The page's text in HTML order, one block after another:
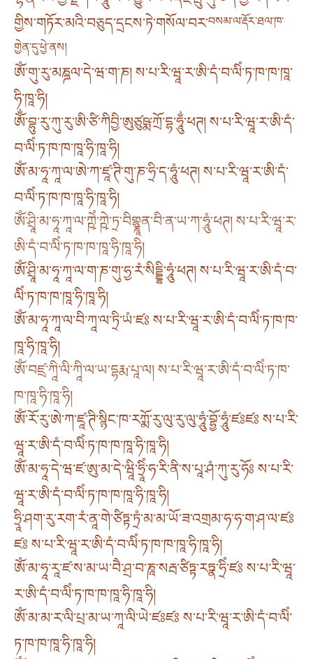
གྱིས་གཏོར་མའི་བཅུད་དྲངས་ཏེ་གསོལ་བར་བསམ་ལ་རྡོར་ཐལ་ཁ་
གྱེན་དུ་ཕྱེ་ནས།
ཨོཾ་གུ་རུ་མཎྜལ་དེ་ཝ་ག་ཎ། ས་པ་རི་ཝཱ་ར་ཨི་དཾ་བ་ལིཾ་ཏ་ཁ་ཁ་ཁཱ་
ཧི་ཁཱ་ཧི།
ཨོྂ་བྷུ་རུ་ཀུ་རུ་ཨི་ཙི་ཀིབྱི་ཨུཙུཥྨ་ཀྲོ་དྷ་ཧཱུྂ་ཕཊ། ས་པ་རི་ཝཱ་ར་ཨི་དཾ་
བ་ལིཾ་ཏ་ཁ་ཁ་ཁཱ་ཧི་ཁཱ་ཧི།
ཨོཾ་མ་ཧཱ་ཀཱ་ལ་ཨེ་ཀ་ཛཱ་ཊི་གུ་ཎ་ཧྲི་ད་ཧཱུཾ་ཕཊ། ས་པ་རི་ཝཱ་ར་ཨི་དཾ་
བ་ལིཾ་ཏ་ཁ་ཁ་ཁཱ་ཧི་ཁཱ་ཧི།
ཨོཾ་ཤྲཱི་མ་ཧཱ་ཀཱ་ལ་ཀྵེཾ་ཀྵེ་ཏྲ་བིགྷྣཱན་བི་ན་ཡ་ཀ་ཧཱུཾ་ཕཊ། ས་པ་རི་ཝཱ་ར་
ཨི་དཾ་བ་ལིཾ་ཏ་ཁ་ཁ་ཁཱ་ཧི་ཁཱ་ཧི།
ཨོཾ་ཤྲཱི་མ་ཧཱ་ཀཱ་ལ་ག་ཎ་གུ་ཧྱ་རཾ་སིདྡྷི་ཧཱུཾ་ཕཊ། ས་པ་རི་ཝཱ་ར་ཨི་དཾ་བ་
ལིཾ་ཏ་ཁ་ཁ་ཁཱ་ཧི་ཁཱ་ཧི།
ཨོཾ་མ་ཧཱ་ཀཱ་ལ་བི་ཀཱ་ལ་ཏྲི་ཡཾ་ཛཿ ས་པ་རི་ཝཱ་ར་ཨི་དཾ་བ་ལིཾ་ཏ་ཁ་ཁ་
ཁཱ་ཧི་ཁཱ་ཧི།
ཨོཾ་བཛྲ་ཀཱི་ལི་ཀཱི་ལ་ཡ་དྷརྨ་པཱ་ལ། ས་པ་རི་ཝཱ་ར་ཨི་དཾ་བ་ལིཾ་ཏ་ཁ་
ཁ་ཁཱ་ཧི་ཁཱ་ཧི།
ཨོཾ་རོ་རུ་ཨེ་ཀ་ཛཱ་ཊི་སྙིང་ཁ་རཀྨོ་རུ་ལུ་རུ་ལུ་ཧཱུཾ་བྷྱོ་ཧཱུཾ་ཛཿཛཿ ས་པ་རི་
ཝཱ་ར་ཨི་དཾ་བ་ལིཾ་ཏ་ཁ་ཁ་ཁཱ་ཧི་ཁཱ་ཧི།
ཨོཾ་མ་ཧཱ་དེ་ཝ་ཛ་ཨུ་མ་དེ་ཝཱི་ཧྲཱིཾ་ཧ་རི་ནི་ས་པཱ་ཤཾ་ཀུ་རུ་ཧོཿ ས་པ་རི་
ཝཱ་ར་ཨི་དཾ་བ་ལིཾ་ཏ་ཁ་ཁ་ཁཱ་ཧི་ཁཱ་ཧི།
ཧྲཱི་ཤག་རུ་རག་རཾ་ནཱ་གེ་ཙིཏྟ་ཏྲཾ་མ་མ་ཡོ་ཟ་འགྲམ་ཧ་ཧ་ག་ཤ་ལ་ཛཿ
ཛཿ ས་པ་རི་ཝཱ་ར་ཨི་དཾ་བ་ལིཾ་ཏ་ཁ་ཁ་ཁཱ་ཧི་ཁཱ་ཧི།
ཨོཾ་མ་ཧཱ་རཱ་ཛ་ས་མ་ཡ་བཻ་ཤྲ་བ་ཎཱ་སརྦ་ཙིཏྟ་རཏྣ་ཧྲིཾ་ཛཿ ས་པ་རི་ཝཱ་
ར་ཨི་དཾ་བ་ལིཾ་ཏ་ཁ་ཁ་ཁཱ་ཧི་ཁཱ་ཧི།
ཨོཾ་མ་མ་ར་ལི་པྲ་མ་ཡ་ཀཱ་ལི་ཡེ་ཛཿཛཿ ས་པ་རི་ཝཱ་ར་ཨི་དཾ་བ་ལིཾ་
ཏ་ཁ་ཁ་ཁཱ་ཧི་ཁཱ་ཧི།